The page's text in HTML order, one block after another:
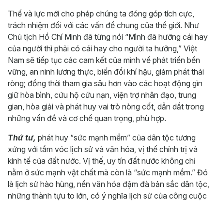
Thế và lực mới cho phép chúng ta đóng góp tích cực,
trách nhiệm đối với các vấn đề chung của thế giới. Như
Chủ tịch Hồ Chí Minh đã từng nói “Mình đã hưởng cái hay
của người thì phải có cái hay cho người ta hưởng,” Việt
Nam sẽ tiếp tục các cam kết của mình về phát triển bền
vững, an ninh lương thực, biến đổi khí hậu, giảm phát thải
ròng; đồng thời tham gia sâu hơn vào các hoạt động gìn
giữ hòa bình, cứu hộ cứu nạn, viện trợ nhân đạo, trung
gian, hòa giải và phát huy vai trò nòng cốt, dẫn dắt trong
những vấn đề và cơ chế quan trọng, phù hợp.
Thứ tư, phát huy “sức mạnh mềm” của dân tộc tương
xứng với tầm vóc lịch sử và văn hóa, vị thế chính trị và
kinh tế của đất nước. Vị thế, uy tín đất nước không chỉ
nằm ở sức mạnh vật chất mà còn là “sức mạnh mềm.” Đó
là lịch sử hào hùng, nền văn hóa đậm đà bản sắc dân tộc,
những thành tựu to lớn, có ý nghĩa lịch sử của công cuộc